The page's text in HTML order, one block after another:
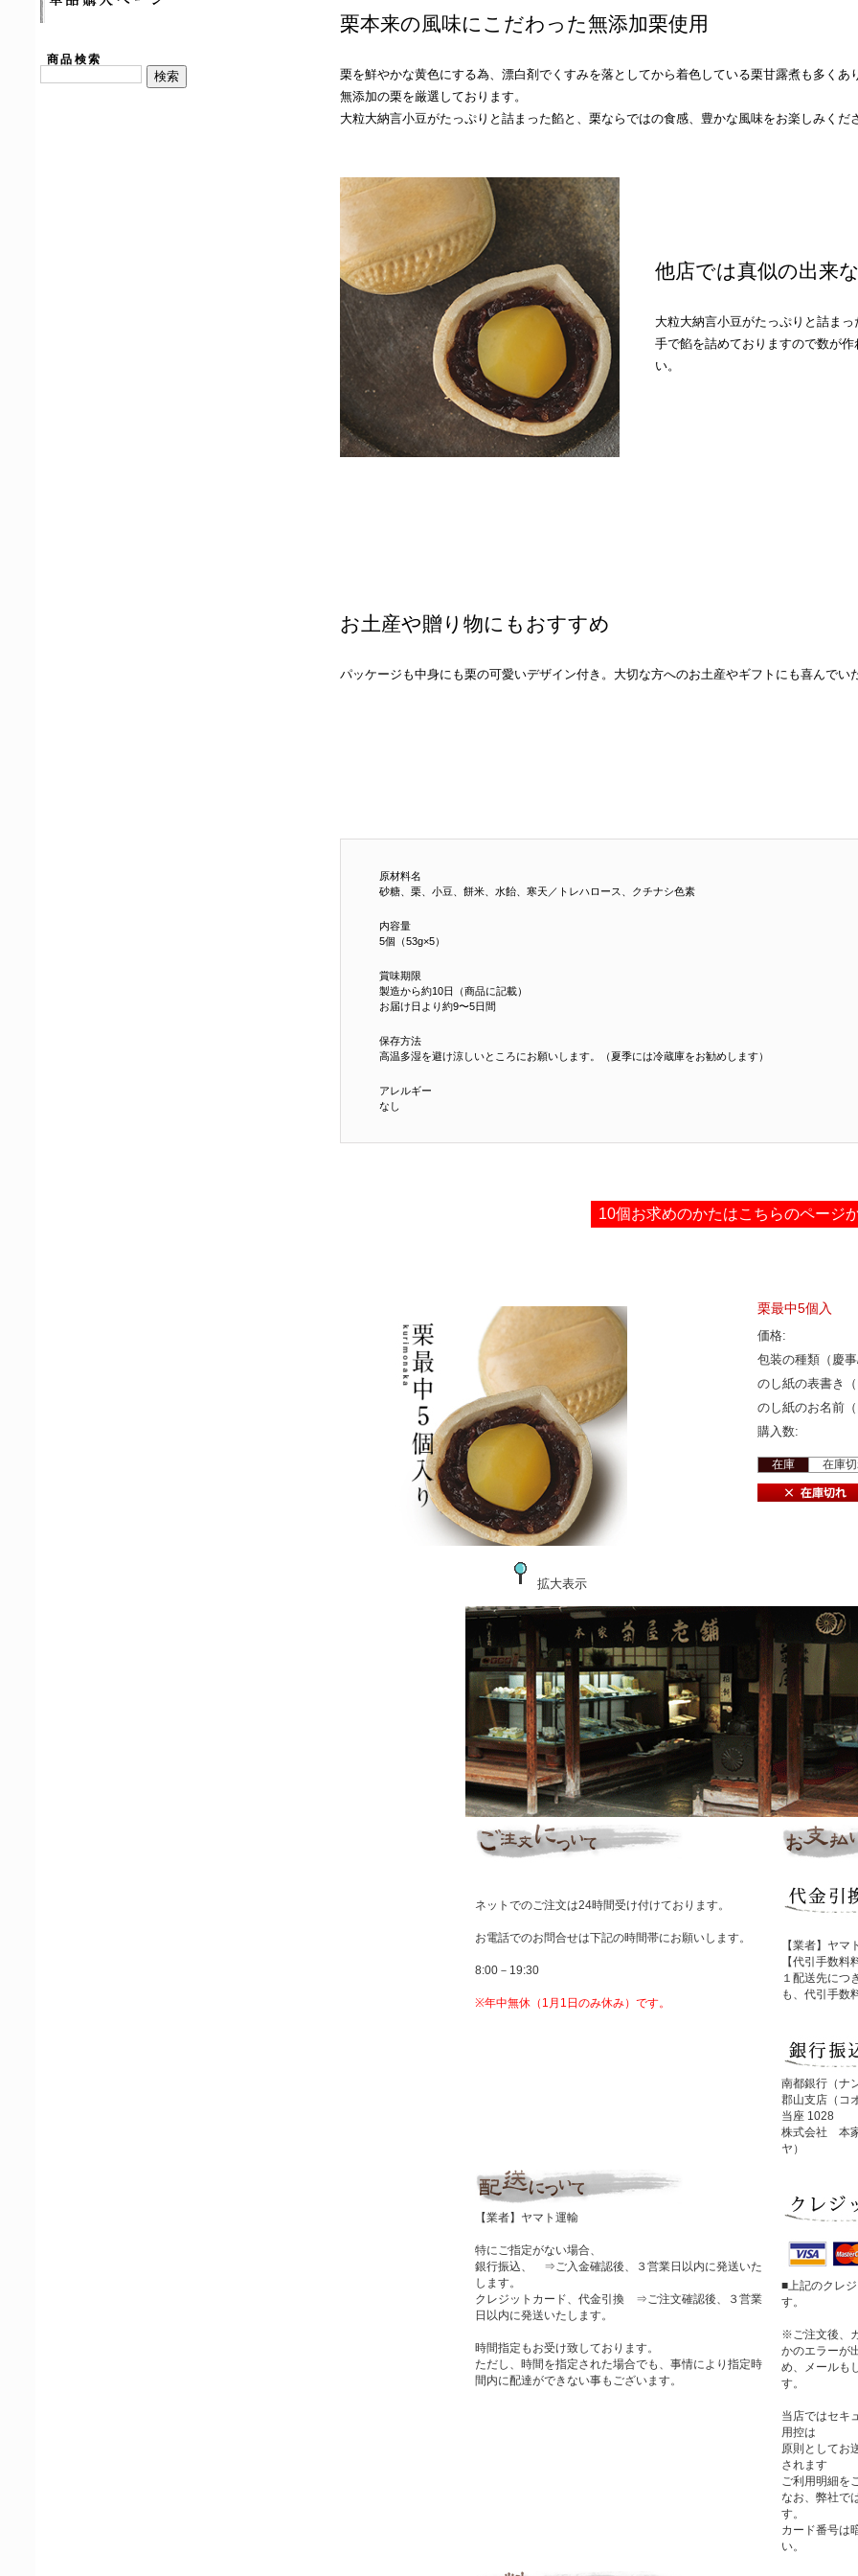
商品検索
栗本来の風味にこだわった無添加栗使用
栗を鮮やかな黄色にする為、漂白剤でくすみを落としてから着色している栗甘露煮も多く
無添加の栗を厳選しております。
大粒大納言小豆がたっぷりと詰まった餡と、栗ならではの食感、豊かな風味をお楽しみくだ
他店では真似の出来
大粒大納言小豆がたっぷりと詰ま
手で餡を詰めておりますので数が
い。
お土産や贈り物にもおすすめ
パッケージも中身にも栗の可愛いデザイン付き。大切な方へのお土産やギフトにも喜んでい
原材料名
砂糖、栗、小豆、餅米、水飴、寒天／トレハロース、クチナシ色素
内容量
5個（53g×5）
賞味期限
製造から約10日（商品に記載）
お届け日より約9〜5日間
保存方法
高温多湿を避け涼しいところにお願いします。（夏季には冷蔵庫をお勧めします）
アレルギー
なし
10個お求めのかたはこちらのページ
拡大表示
栗最中5個入
価格:
包装の種類（慶
のし紙の表書き
のし紙のお名前
購入数:
在庫 在庫
ネットでのご注文は24時間受け付けております。
お電話でのお問合せは下記の時間帯にお願いします。
8:00－19:30
※年中無休（1月1日のみ休み）です。
【業者】ヤマ
【代引手数料
１配送先につ
も、代引手数
南都銀行（ナ
郡山支店（コ
当座 1028
株式会社 本
ヤ）
■上記のクレ
す。
※ご注文後、
かのエラーが
め、メールも
す。
当店ではセキ
用控は
原則としてお
されます
ご利用明細を
なお、弊社で
す。
カード番号は
い。
【業者】ヤマト運輸
特にご指定がない場合、
銀行振込、 ⇒ご入金確認後、３営業日以内に発送いた
します。
クレジットカード、代金引換 ⇒ご注文確認後、３営業
日以内に発送いたします。
時間指定もお受け致しております。
ただし、時間を指定された場合でも、事情により指定時
間内に配達ができない事もございます。